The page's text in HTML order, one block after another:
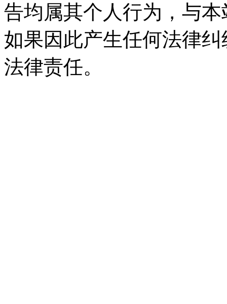
告均属其个人行为，与
如果因此产生任何法律
法律责任。